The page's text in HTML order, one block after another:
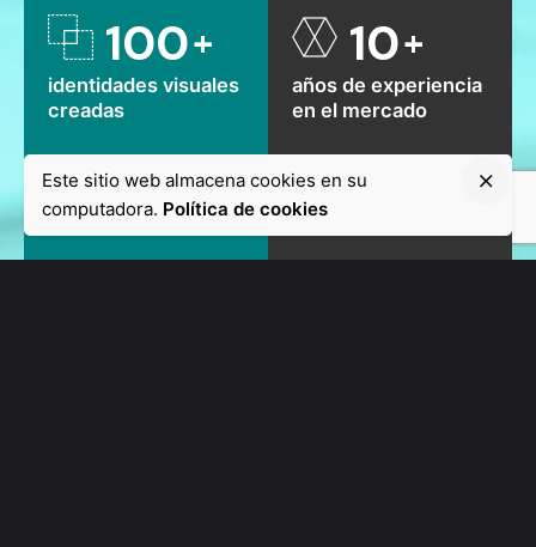
100+
identidades visuales
creadas
10+
años de experiencia
en el mercado
Este sitio web almacena cookies en su
computadora. Política de cookies